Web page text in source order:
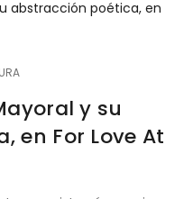
y su
en For Love At